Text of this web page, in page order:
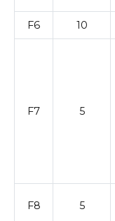
F6 10
F7 5
F8 5